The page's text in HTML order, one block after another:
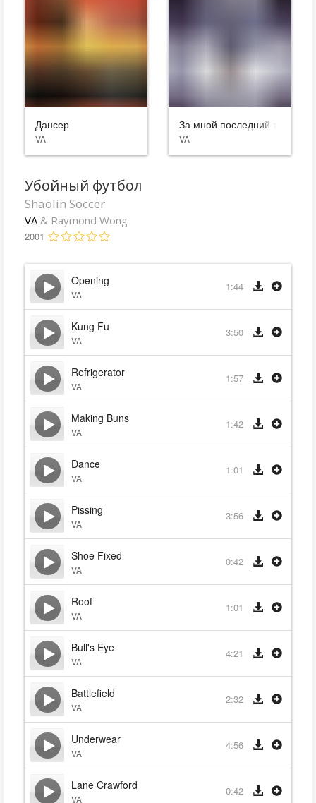
Дансер
VA
За мной последний танец
VA
Убойный футбол
Shaolin Soccer
VA & Raymond Wong
2001
Opening
VA
1:44
Kung Fu
VA
3:50
Refrigerator
VA
1:57
Making Buns
VA
1:42
Dance
VA
1:01
Pissing
VA
3:56
Shoe Fixed
VA
0:42
Roof
VA
1:01
Bull's Eye
VA
4:21
Battlefield
VA
2:32
Underwear
VA
4:56
Lane Crawford
VA
0:42